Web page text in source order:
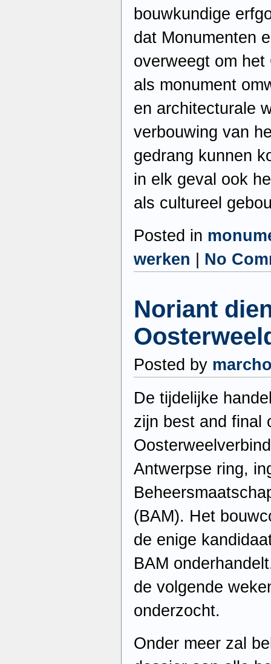
bouwkundige
dat Monumenten
overweegt om
als monument
en architecturale
verbouwing van
gedrang kunnen
in elk geval ook
als cultureel
Posted in
werken
No
Noriant
Posted by
De tijdelijke
zijn best and final
Antwerpse ring,
(BAM). Het
de enige
BAM
de volgende
onderzocht.
Onder meer zal